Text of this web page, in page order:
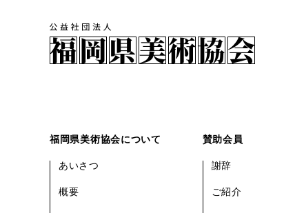
福岡県美術協会について
あいさつ
概要
賛助会員
謝辞
ご紹介